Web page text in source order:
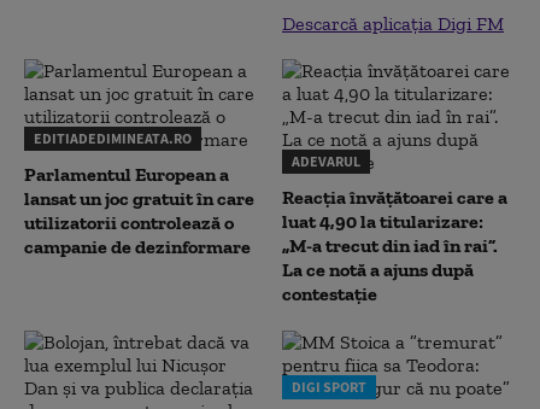
Descarcă aplicația Digi FM
EDITIADEDIMINEATA.RO
Parlamentul European a
lansat un joc gratuit în care
utilizatorii controlează o
campanie de dezinformare
ADEVARUL
Reacția învățătoarei care a
luat 4,90 la titularizare:
„M-a trecut din iad în rai”.
La ce notă a ajuns după
contestație
DIGI SPORT